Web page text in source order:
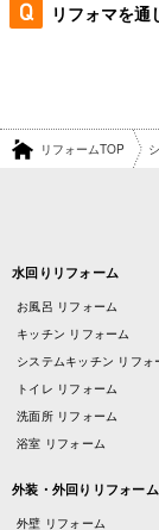
リフォマを通
リフォームTOP
水回りリフォーム
お風呂 リフォーム
キッチン リフォーム
システムキッチン リフォ
トイレ リフォーム
洗面所 リフォーム
浴室 リフォーム
外装・外回りリフォーム
外壁 リフォーム